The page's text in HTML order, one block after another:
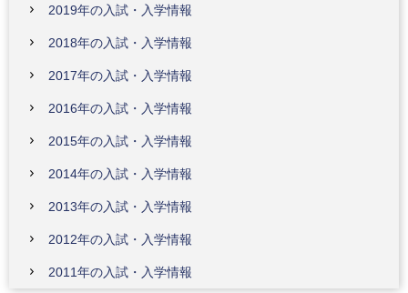
2019年の入試・入学情報
2018年の入試・入学情報
2017年の入試・入学情報
2016年の入試・入学情報
2015年の入試・入学情報
2014年の入試・入学情報
2013年の入試・入学情報
2012年の入試・入学情報
2011年の入試・入学情報